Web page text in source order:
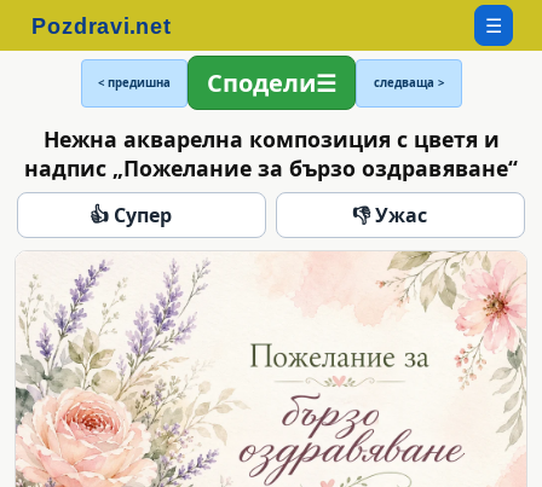
☰
< предишна Сподели следваща >
Нежна акварелна композиция с цветя и
надпис „Пожелание за бързо оздравяване“
👍 Супер 👎 Ужас